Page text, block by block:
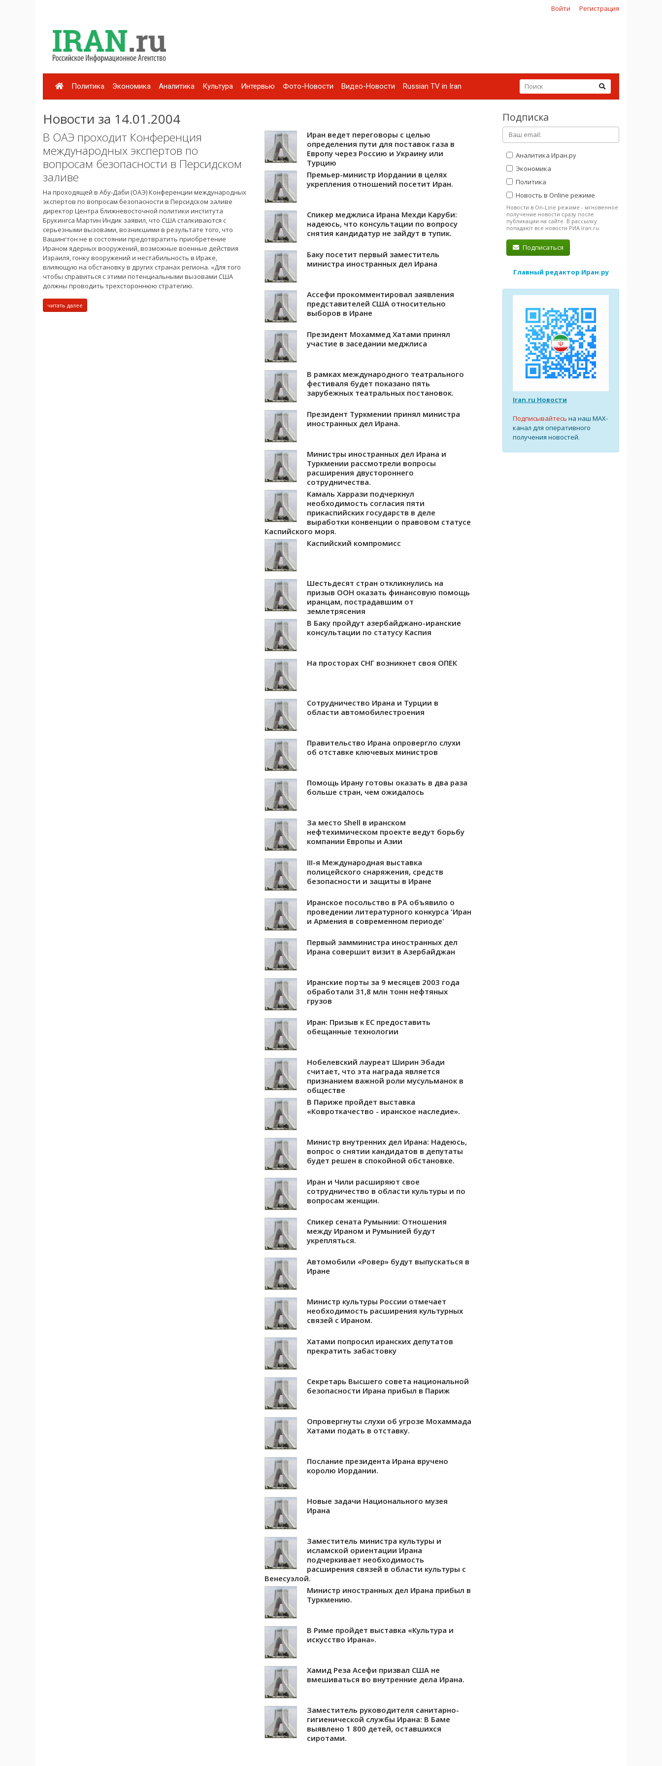
Войти Регистрация
Политика Экономика Аналитика Культура Интервью Фото-Новости Видео-Новости Russian TV in Iran
Новости за 14.01.2004
В ОАЭ проходит Конференция
международных экспертов по
вопросам безопасности в Персидском
заливе
На проходящей в Абу-Даби (ОАЭ) Конференции международных
экспертов по вопросам безопасности в Персидском заливе
директор Центра ближневосточной политики института
Брукингса Мартин Индик заявил, что США сталкиваются с
серьезными вызовами, возникшими в результате того, что
Вашингтон не в состоянии предотвратить приобретение
Ираном ядерных вооружений, возможные военные действия
Израиля, гонку вооружений и нестабильность в Ираке,
влияющую на обстановку в других странах региона. «Для того
чтобы справиться с этими потенциальными вызовами США
должны проводить трехстороннюю стратегию.
читать далее
Иран ведет переговоры с целью
определения пути для поставок газа в
Европу через Россию и Украину или
Турцию
Премьер-министр Иордании в целях
укрепления отношений посетит Иран.
Спикер меджлиса Ирана Мехди Каруби:
надеюсь, что консультации по вопросу
снятия кандидатур не зайдут в тупик.
Баку посетит первый заместитель
министра иностранных дел Ирана
Ассефи прокомментировал заявления
представителей США относительно
выборов в Иране
Президент Мохаммед Хатами принял
участие в заседании меджлиса
В рамках международного театрального
фестиваля будет показано пять
зарубежных театральных постановок.
Президент Туркмении принял министра
иностранных дел Ирана.
Министры иностранных дел Ирана и
Туркмении рассмотрели вопросы
расширения двустороннего
сотрудничества.
Камаль Харрази подчеркнул
необходимость согласия пяти
прикаспийских государств в деле
выработки конвенции о правовом статусе
Каспийского моря.
Каспийский компромисс
Шестьдесят стран откликнулись на
призыв ООН оказать финансовую помощь
иранцам, пострадавшим от
землетрясения
В Баку пройдут азербайджано-иранские
консультации по статусу Каспия
На просторах СНГ возникнет своя ОПЕК
Сотрудничество Ирана и Турции в
области автомобилестроения
Правительство Ирана опровергло слухи
об отставке ключевых министров
Помощь Ирану готовы оказать в два раза
больше стран, чем ожидалось
За место Shell в иранском
нефтехимическом проекте ведут борьбу
компании Европы и Азии
III-я Международная выставка
полицейского снаряжения, средств
безопасности и защиты в Иране
Иранское посольство в РА объявило о
проведении литературного конкурса 'Иран
и Армения в современном периоде'
Первый замминистра иностранных дел
Ирана совершит визит в Азербайджан
Иранские порты за 9 месяцев 2003 года
обработали 31,8 млн тонн нефтяных
грузов
Иран: Призыв к ЕС предоставить
обещанные технологии
Нобелевский лауреат Ширин Эбади
считает, что эта награда является
признанием важной роли мусульманок в
обществе
В Париже пройдет выставка
«Ковроткачество - иранское наследие».
Министр внутренних дел Ирана: Надеюсь,
вопрос о снятии кандидатов в депутаты
будет решен в спокойной обстановке.
Иран и Чили расширяют свое
сотрудничество в области культуры и по
вопросам женщин.
Спикер сената Румынии: Отношения
между Ираном и Румынией будут
укрепляться.
Автомобили «Ровер» будут выпускаться в
Иране
Министр культуры России отмечает
необходимость расширения культурных
связей с Ираном.
Хатами попросил иранских депутатов
прекратить забастовку
Секретарь Высшего совета национальной
безопасности Ирана прибыл в Париж
Опровергнуты слухи об угрозе Мохаммада
Хатами подать в отставку.
Послание президента Ирана вручено
королю Иордании.
Новые задачи Национального музея
Ирана
Заместитель министра культуры и
исламской ориентации Ирана
подчеркивает необходимость
расширения связей в области культуры с
Венесуэлой.
Министр иностранных дел Ирана прибыл в
Туркмению.
В Риме пройдет выставка «Культура и
искусство Ирана».
Хамид Реза Асефи призвал США не
вмешиваться во внутренние дела Ирана.
Заместитель руководителя санитарно-
гигиенической службы Ирана: В Баме
выявлено 1 800 детей, оставшихся
сиротами.
Подписка
Аналитика Иран.ру
Экономика
Политика
Новость в Online режиме
Новости в On-Line режиме - мгновенное
получение новости сразу после
публикации на сайте. В рассылку
попадают все новости РИА Iran.ru.
Подписаться
Главный редактор Иран.ру
Iran.ru Новости
Подписывайтесь на наш MAX-
канал для оперативного
получения новостей.